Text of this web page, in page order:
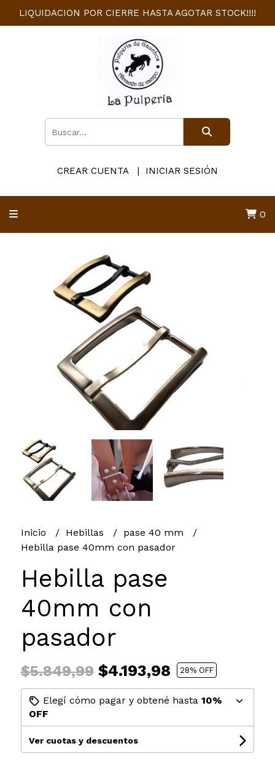
LIQUIDACION POR CIERRE HASTA AGOTAR STOCK!!!!
CREAR CUENTA INICIAR SESIÓN
0
Inicio Hebillas
pase 40 mm
Hebilla pase 40mm con pasador
Hebilla pase
40mm con
pasador
$5.849,99$4.193,98 28% OFF
Elegí cómo pagar y obtené hasta 10%
OFF
Ver cuotas y descuentos